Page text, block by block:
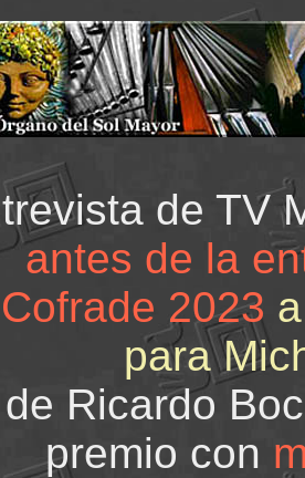
de TV
antes de la
2023
para
de Ricardo
premio con